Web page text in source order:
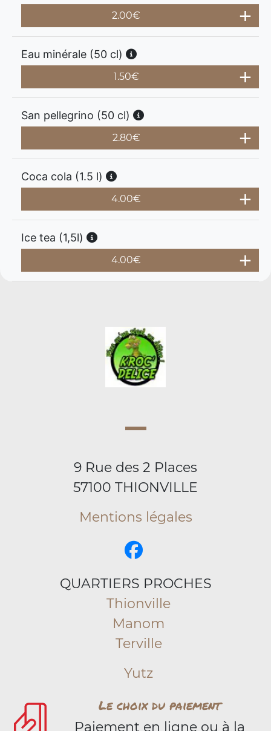
2.00€
Eau minérale (50 cl)
1.50€
San pellegrino (50 cl)
2.80€
Coca cola (1.5 l)
4.00€
Ice tea (1,5l)
4.00€
9 Rue des 2 Places
57100 THIONVILLE
Mentions légales
QUARTIERS PROCHES
Thionville
Manom
Terville
Yutz
Le choix du paiement
Paiement en ligne ou à la